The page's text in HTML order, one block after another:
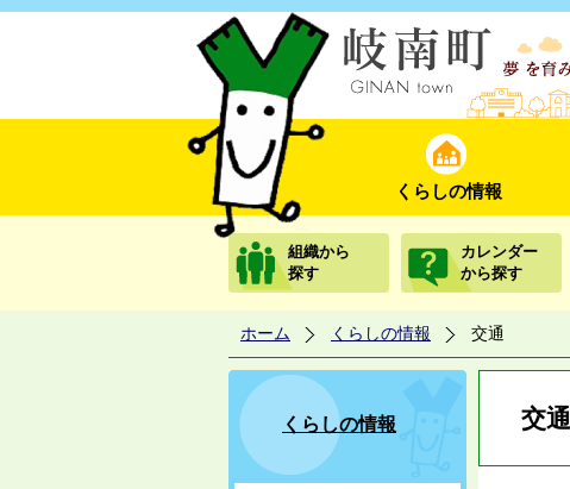
くらしの情報
組織から
探す
カレンダー
から探す
ホーム くらしの情報 交通
くらしの情報 交通